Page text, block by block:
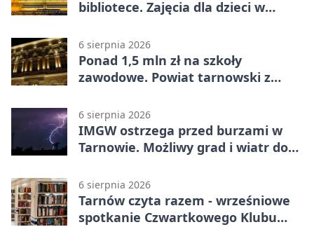
bibliotece. Zajęcia dla dzieci w
6 sierpnia 2026
Ponad 1,5 mln zł na szkoły
zawodowe. Powiat tarnowski z
6 sierpnia 2026
IMGW ostrzega przed burzami w
Tarnowie. Możliwy grad i wiatr do
6 sierpnia 2026
Tarnów czyta razem - wrześniowe
spotkanie Czwartkowego Klubu